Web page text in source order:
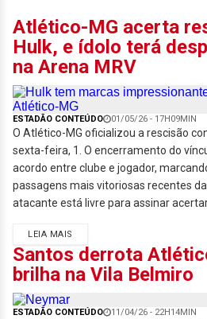
Atlético-MG acerta
Hulk, e ídolo terá
na Arena MRV
ESTADÃO CONTEÚDO 01/05/26 - 17H09MIN
O Atlético-MG oficializou a rescisão
sexta-feira, 1. O encerramento do
acordo entre clube e jogador,
passagens mais vitoriosas recentes
atacante está livre para assinar
LEIA MAIS
Santos derrota
brilha na Vila Belmiro
ESTADÃO CONTEÚDO 11/04/26 - 22H14MIN